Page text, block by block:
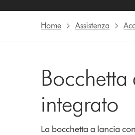
Home Assistenza
integrato
La bocchetta a lancia